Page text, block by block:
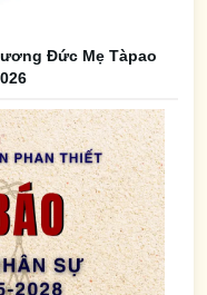
Đức Mẹ Tàpao